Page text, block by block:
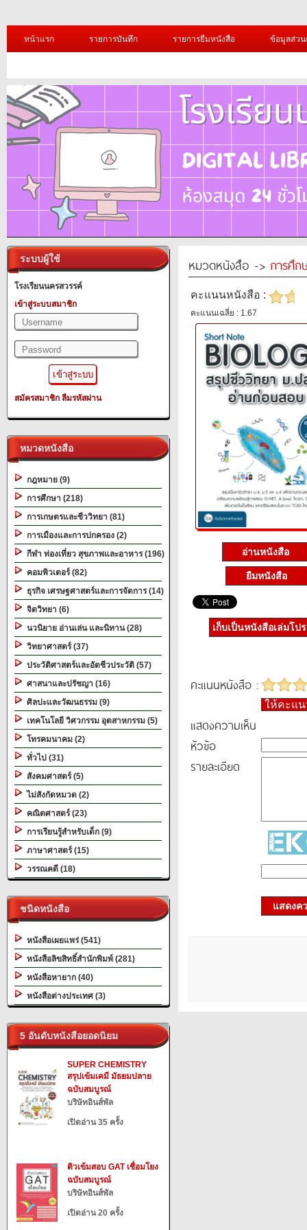
หน้าแรก รายการบันทึก รายการยืมหนังสือ ข้อมูลส่ว
ระบบผู้ใช้
โรงเรียนนครสวรรค์
เข้าสู่ระบบสมาชิก
สมัครสมาชิก ลืมรหัสผ่าน
หมวดหนังสือ
กฎหมาย (9)
การศึกษา (218)
การเกษตรและชีววิทยา (81)
การเมืองและการปกครอง (2)
กีฬา ท่องเที่ยว สุขภาพและอาหาร (196)
คอมพิวเตอร์ (82)
ธุรกิจ เศรษฐศาสตร์และการจัดการ (14)
จิตวิทยา (6)
นวนิยาย อ่านเล่น และนิทาน (28)
วิทยาศาสตร์ (37)
ประวัติศาสตร์และอัตชีวประวัติ (57)
ศาสนาและปรัชญา (16)
ศิลปะและวัฒนธรรม (9)
เทคโนโลยี วิศวกรรม อุตสาหกรรม (5)
โทรคมนาคม (2)
ทั่วไป (31)
สังคมศาสตร์ (5)
ไม่สังกัดหมวด (2)
คณิตศาสตร์ (23)
การเรียนรู้สำหรับเด็ก (9)
ภาษาศาสตร์ (15)
วรรณคดี (18)
ชนิดหนังสือ
หนังสือเผยแพร่ (541)
หนังสือลิขสิทธิ์สำนักพิมพ์ (281)
หนังสือหายาก (40)
หนังสือต่างประเทศ (3)
5 อันดับหนังสือยอดนิยม
SUPER CHEMISTRY
สรุปเข้มเคมี มัธยมปลาย
ฉบับสมบูรณ์
บริษัทอินส์พัล
เปิดอ่าน 35 ครั้ง
ติวเข้มสอบ GAT เชื่อมโยง
ฉบับสมบูรณ์
บริษัทอินส์พัล
เปิดอ่าน 20 ครั้ง
หมวดหนังสือ -> การศึก
คะแนนหนังสือ :
คะแนนเฉลี่ย : 1.67
อ่านหนังสือ
ยืมหนังสือ
เก็บเป็นหนังสือเล่มโป
คะแนนหนังสือ :
ให้คะแ
แสดงความเห็น
หัวข้อ
รายละเอียด
แสดงค